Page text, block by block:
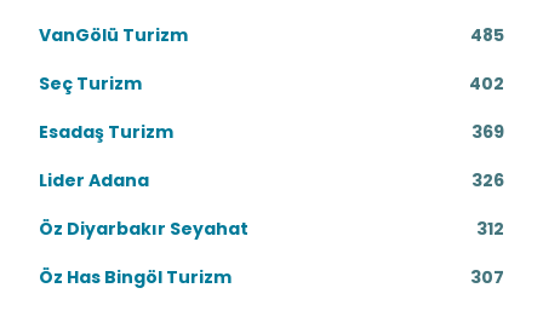
VanGölü Turizm
485
Seç Turizm
402
Esadaş Turizm
369
Lider Adana
326
Öz Diyarbakır Seyahat
312
Öz Has Bingöl Turizm
307